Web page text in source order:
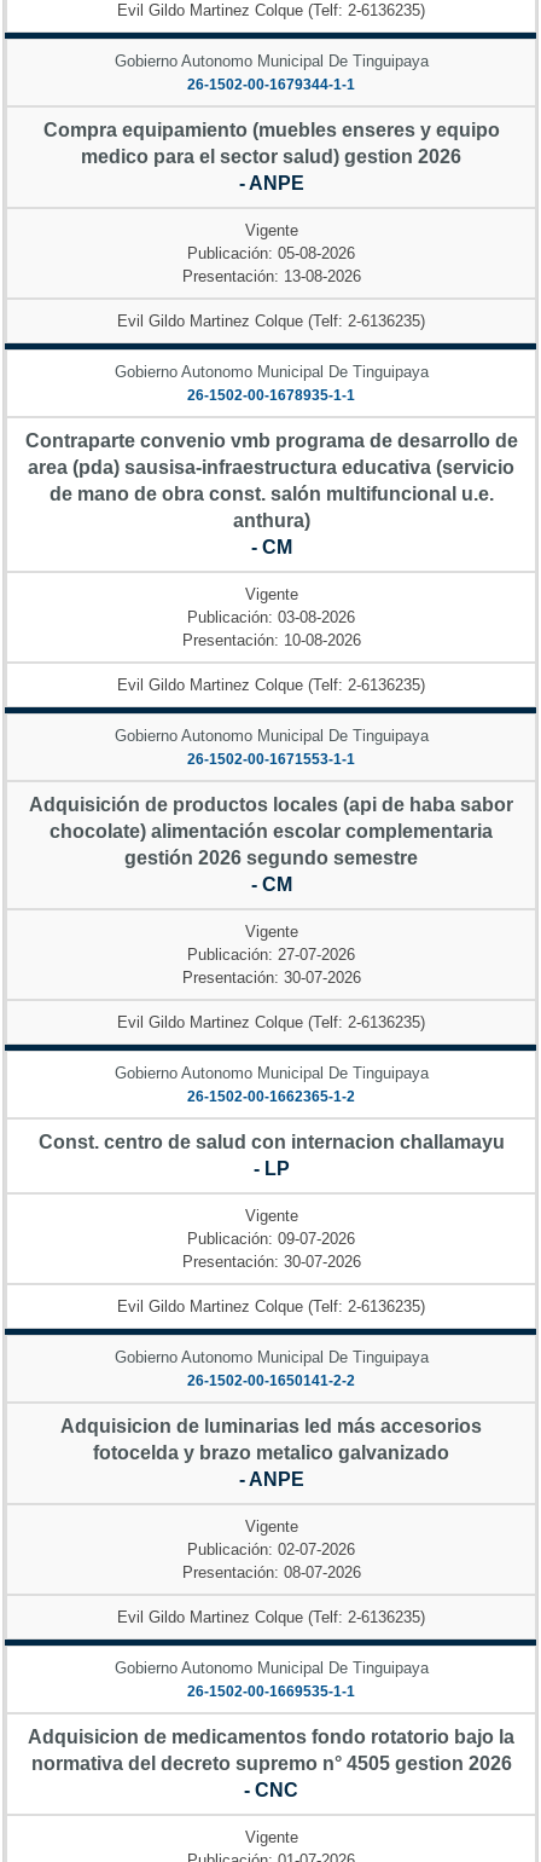
Evil Gildo Martinez Colque (Telf: 2-6136235)
Gobierno Autonomo Municipal De Tinguipaya
26-1502-00-1679344-1-1
Compra equipamiento (muebles enseres y equipo
medico para el sector salud) gestion 2026
- ANPE
Vigente
Publicación: 05-08-2026
Presentación: 13-08-2026
Evil Gildo Martinez Colque (Telf: 2-6136235)
Gobierno Autonomo Municipal De Tinguipaya
26-1502-00-1678935-1-1
Contraparte convenio vmb programa de desarrollo de
area (pda) sausisa-infraestructura educativa (servicio
de mano de obra const. salón multifuncional u.e.
anthura)
- CM
Vigente
Publicación: 03-08-2026
Presentación: 10-08-2026
Evil Gildo Martinez Colque (Telf: 2-6136235)
Gobierno Autonomo Municipal De Tinguipaya
26-1502-00-1671553-1-1
Adquisición de productos locales (api de haba sabor
chocolate) alimentación escolar complementaria
gestión 2026 segundo semestre
- CM
Vigente
Publicación: 27-07-2026
Presentación: 30-07-2026
Evil Gildo Martinez Colque (Telf: 2-6136235)
Gobierno Autonomo Municipal De Tinguipaya
26-1502-00-1662365-1-2
Const. centro de salud con internacion challamayu
- LP
Vigente
Publicación: 09-07-2026
Presentación: 30-07-2026
Evil Gildo Martinez Colque (Telf: 2-6136235)
Gobierno Autonomo Municipal De Tinguipaya
26-1502-00-1650141-2-2
Adquisicion de luminarias led más accesorios
fotocelda y brazo metalico galvanizado
- ANPE
Vigente
Publicación: 02-07-2026
Presentación: 08-07-2026
Evil Gildo Martinez Colque (Telf: 2-6136235)
Gobierno Autonomo Municipal De Tinguipaya
26-1502-00-1669535-1-1
Adquisicion de medicamentos fondo rotatorio bajo la
normativa del decreto supremo n° 4505 gestion 2026
- CNC
Vigente